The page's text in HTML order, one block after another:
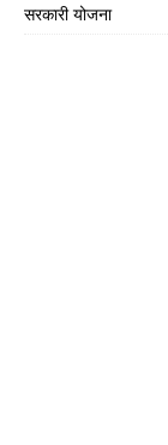
सरकारी योजना